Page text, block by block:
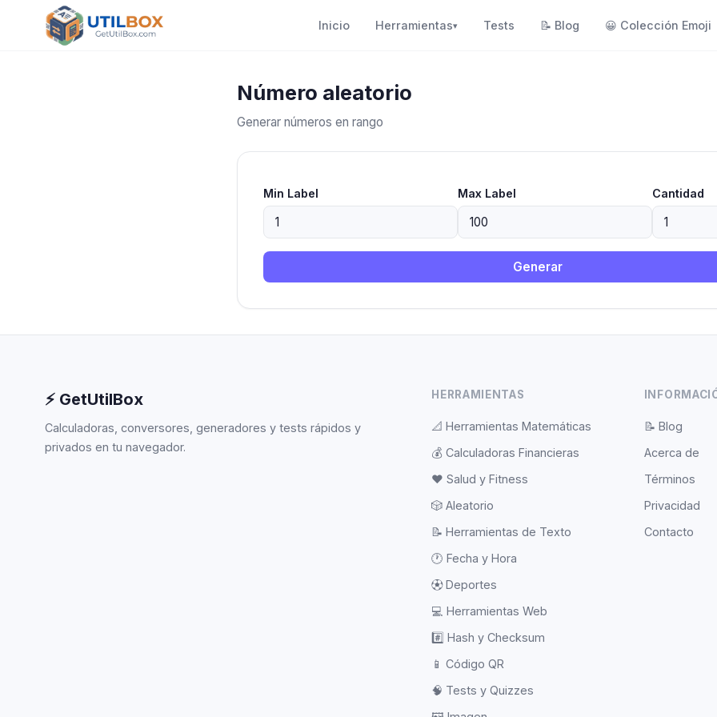
Inicio Herramientas▾ Tests 📝 Blog 😀 Colección Emoji
Número aleatorio
Generar números en rango
Min Label Max Label Cantidad
Generar
⚡ GetUtilBox
Calculadoras, conversores, generadores y tests rápidos y
privados en tu navegador.
HERRAMIENTAS
📐 Herramientas Matemáticas
💰 Calculadoras Financieras
❤️ Salud y Fitness
🎲 Aleatorio
📝 Herramientas de Texto
🕐 Fecha y Hora
⚽ Deportes
💻 Herramientas Web
#️⃣ Hash y Checksum
📱 Código QR
🧠 Tests y Quizzes
📝 Blog
Acerca de
Términos
Privacidad
Contacto